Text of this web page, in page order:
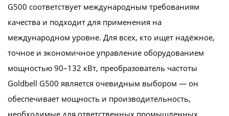
G500 соответствует международным требованиям
качества и подходит для применения на
международном уровне. Для всех, кто ищет надёжное,
точное и экономичное управление оборудованием
мощностью 90–132 кВт, преобразователь частоты
Goldbell G500 является очевидным выбором — он
обеспечивает мощность и производительность,
необходимые для ответственных промышленных